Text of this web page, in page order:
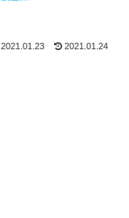
2021.01.23 2021.01.24